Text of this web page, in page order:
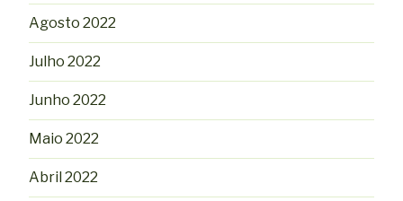
Agosto 2022
Julho 2022
Junho 2022
Maio 2022
Abril 2022